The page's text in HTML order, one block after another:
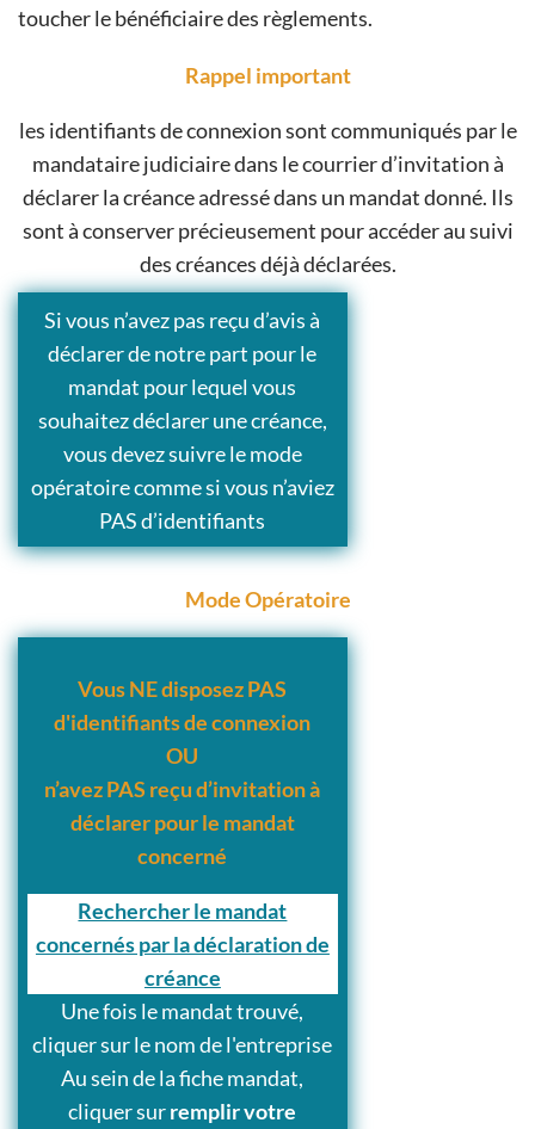
toucher le bénéficiaire des règlements.
Rappel important
les identifiants de connexion sont communiqués par le
mandataire judiciaire dans le courrier d’invitation à
déclarer la créance adressé dans un mandat donné. Ils
sont à conserver précieusement pour accéder au suivi
des créances déjà déclarées.
Si vous n’avez pas reçu d’avis à
déclarer de notre part pour le
mandat pour lequel vous
souhaitez déclarer une créance,
vous devez suivre le mode
opératoire comme si vous n’aviez
PAS d’identifiants
Mode Opératoire
Vous NE disposez PAS
d'identifiants de connexion
OU
n’avez PAS reçu d’invitation à
déclarer pour le mandat
concerné
Rechercher le mandat
concernés par la déclaration de
créance
Une fois le mandat trouvé,
cliquer sur le nom de l'entreprise
Au sein de la fiche mandat,
cliquer surremplir votre